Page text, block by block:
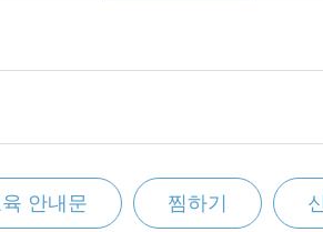
안내문 찜하기